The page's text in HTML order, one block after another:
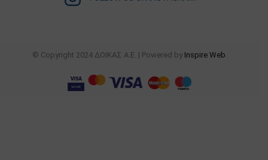
© Copyright 2024 ΔΟΙΚΑΣ Α.Ε. | Powered by Inspire Web.